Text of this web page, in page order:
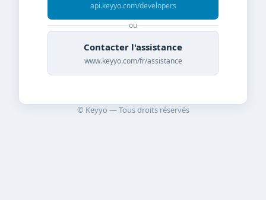
api.keyyo.com/developers
ou
Contacter l'assistance
www.keyyo.com/fr/assistance
© Keyyo — Tous droits réservés